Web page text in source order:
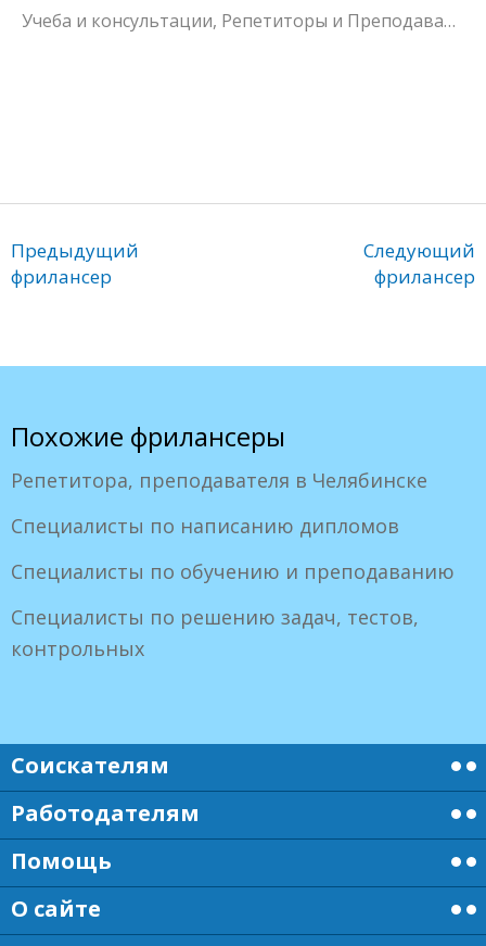
Учеба и консультации, Репетиторы и Преподаватели
Предыдущий
фрилансер
Следующий
фрилансер
Похожие фрилансеры
Репетитора, преподавателя в Челябинске
Специалисты по написанию дипломов
Специалисты по обучению и преподаванию
Специалисты по решению задач, тестов,
контрольных
Соискателям
Работодателям
Помощь
О сайте